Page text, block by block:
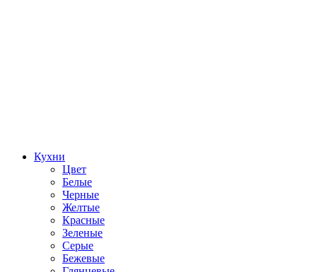
Кухни
Цвет
Белые
Черные
Желтые
Красные
Зеленые
Серые
Бежевые